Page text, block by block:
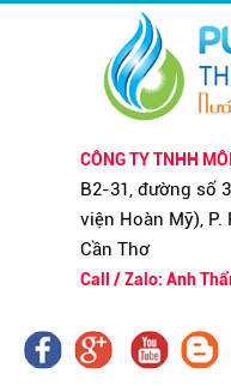
CÔNG TY TNHH
B2-31, đường số
viện Hoàn Mỹ), P.
Cần Thơ
Call / Zalo: Anh